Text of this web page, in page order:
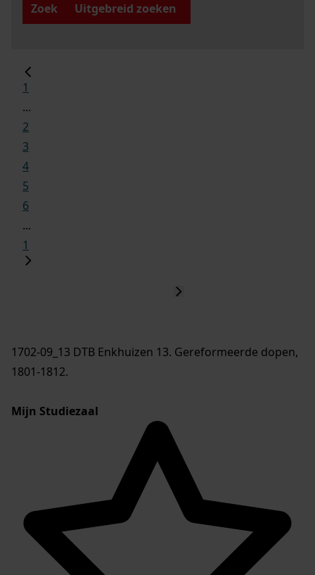
Zoek
Uitgebreid zoeken
1
...
2
3
4
5
6
...
1
1702-09_13 DTB Enkhuizen 13. Gereformeerde dopen,
1801-1812.
Mijn Studiezaal